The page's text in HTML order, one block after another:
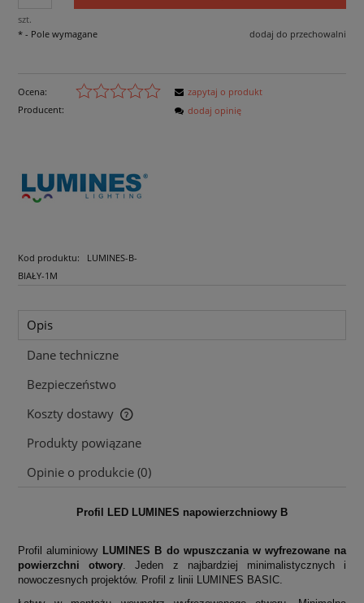
szt.
dodaj do przechowalni
* - Pole wymagane
Ocena:
Producent:
Kod produktu:
LUMINES-B-
BIAŁY-1M
zapytaj o produkt
dodaj opinię
Opis
Dane techniczne
Bezpieczeństwo
Koszty dostawy
Cena nie zawiera ewentualnych kosztów płatności
Produkty powiązane
Opinie o produkcie (0)
Profil LED LUMINES napowierzchniowy B
Profil aluminiowy LUMINES B do wpuszczania w wyfrezowane na
powierzchni otwory. Jeden z najbardziej minimalistycznych i
nowoczesnych projektów. Profil z linii LUMINES BASIC.